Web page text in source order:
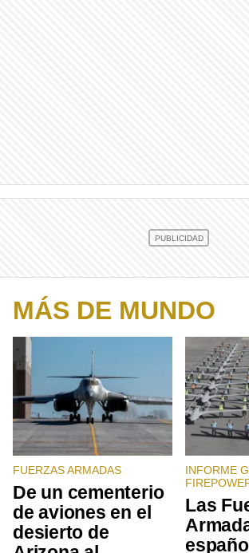
MÁS DE MUNDO
FUERZAS ARMADAS
De un cementerio
de aviones en el
desierto de
INFORME
Las